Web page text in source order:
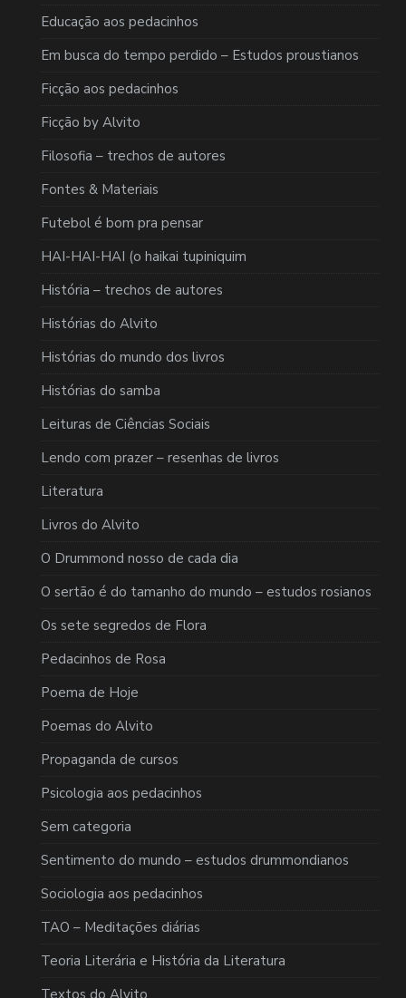
Educação aos pedacinhos
Em busca do tempo perdido – Estudos proustianos
Ficção aos pedacinhos
Ficção by Alvito
Filosofia – trechos de autores
Fontes & Materiais
Futebol é bom pra pensar
HAI-HAI-HAI (o haikai tupiniquim
História – trechos de autores
Histórias do Alvito
Histórias do mundo dos livros
Histórias do samba
Leituras de Ciências Sociais
Lendo com prazer – resenhas de livros
Literatura
Livros do Alvito
O Drummond nosso de cada dia
O sertão é do tamanho do mundo – estudos rosianos
Os sete segredos de Flora
Pedacinhos de Rosa
Poema de Hoje
Poemas do Alvito
Propaganda de cursos
Psicologia aos pedacinhos
Sem categoria
Sentimento do mundo – estudos drummondianos
Sociologia aos pedacinhos
TAO – Meditações diárias
Teoria Literária e História da Literatura
Textos do Alvito